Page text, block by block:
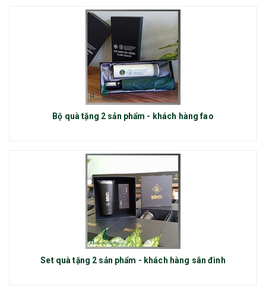
Bộ quà tặng 2 sản phẩm - khách hàng fao
Set quà tặng 2 sản phẩm - khách hàng sân đình